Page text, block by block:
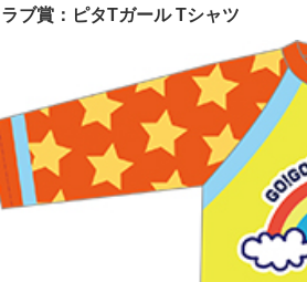
ラブ賞：ピタTガール Tシャツ